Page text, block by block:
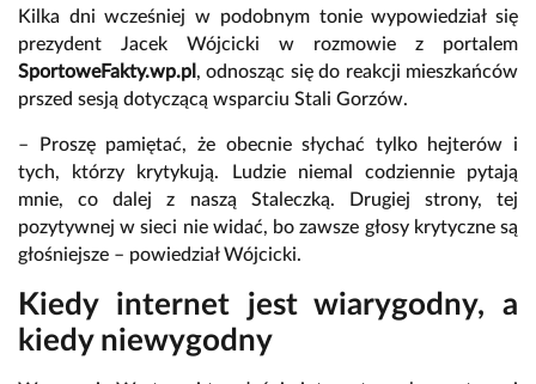
Kilka dni wcześniej w podobnym tonie wypowiedział się
prezydent Jacek Wójcicki w rozmowie z portalem
SportoweFakty.wp.pl , odnosząc się do reakcji mieszkańców
prszed sesją dotyczącą wsparciu Stali Gorzów.
– Proszę pamiętać, że obecnie słychać tylko hejterów i
tych, którzy krytykują. Ludzie niemal codziennie pytają
mnie, co dalej z naszą Staleczką. Drugiej strony, tej
pozytywnej w sieci nie widać, bo zawsze głosy krytyczne są
głośniejsze – powiedział Wójcicki.
Kiedy internet jest wiarygodny, a
kiedy niewygodny